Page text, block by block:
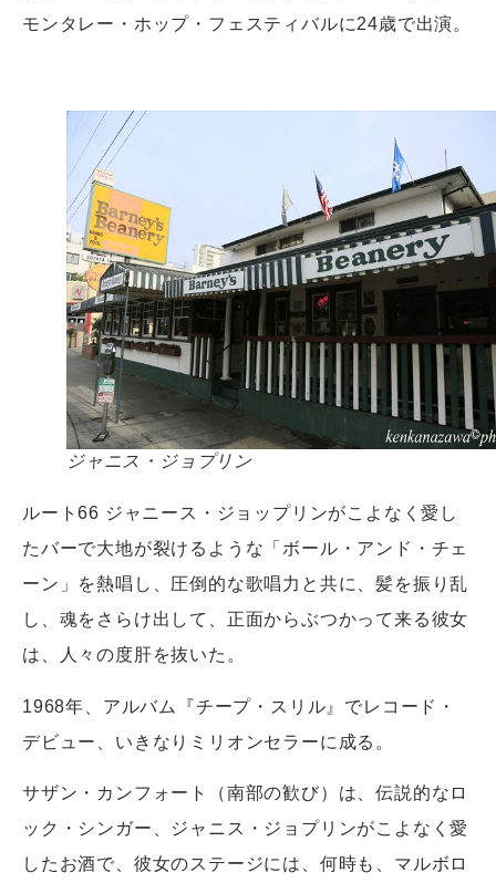
モンタレー・ホップ・フェスティバルに24歳で出演。
ジャニス・ジョプリン
ルート66 ジャニース・ジョップリンがこよなく愛し
たバーで大地が裂けるような「ボール・アンド・チェ
ーン」を熱唱し、圧倒的な歌唱力と共に、髪を振り乱
し、魂をさらけ出して、正面からぶつかって来る彼女
は、人々の度肝を抜いた。
1968年、アルバム『チープ・スリル』でレコード・
デビュー、いきなりミリオンセラーに成る。
サザン・カンフォート（南部の歓び）は、伝説的なロ
ック・シンガー、ジャニス・ジョプリンがこよなく愛
したお酒で、彼女のステージには、何時も、マルボロ